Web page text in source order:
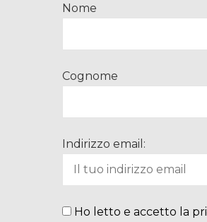
Nome
Cognome
Indirizzo email:
Ho letto e accetto la